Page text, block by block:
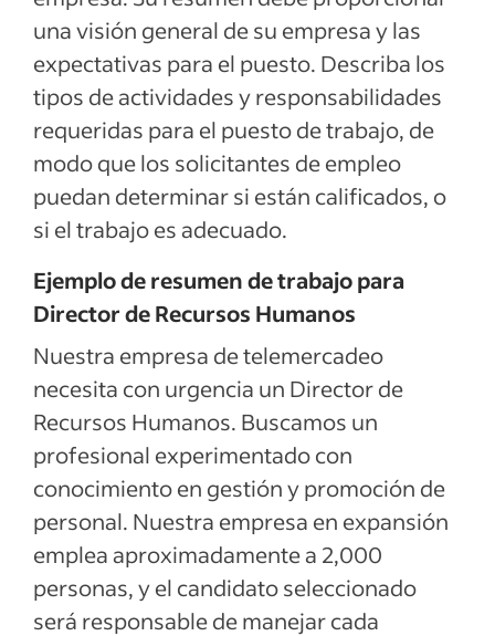
una visión general de su empresa y las
expectativas para el puesto. Describa los
tipos de actividades y responsabilidades
requeridas para el puesto de trabajo, de
modo que los solicitantes de empleo
puedan determinar si están calificados, o
si el trabajo es adecuado.
Ejemplo de resumen de trabajo para
Director de Recursos Humanos
Nuestra empresa de telemercadeo
necesita con urgencia un Director de
Recursos Humanos. Buscamos un
profesional experimentado con
conocimiento en gestión y promoción de
personal. Nuestra empresa en expansión
emplea aproximadamente a 2,000
personas, y el candidato seleccionado
será responsable de manejar cada